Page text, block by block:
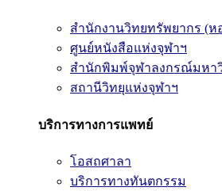
สำนักงานวิทยทรัพยากร (ห
ศูนย์หนังสือแห่งจุฬาฯ
สำนักพิมพ์จุฬาลงกรณ์มหา
สถานีวิทยุแห่งจุฬาฯ
บริการทางการแพทย์
โอสถศาลา
บริการทางทันตกรรม